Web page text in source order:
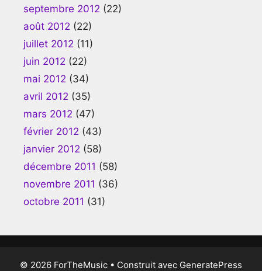
septembre 2012 (22)
août 2012 (22)
juillet 2012 (11)
juin 2012 (22)
mai 2012 (34)
avril 2012 (35)
mars 2012 (47)
février 2012 (43)
janvier 2012 (58)
décembre 2011 (58)
novembre 2011 (36)
octobre 2011 (31)
© 2026 ForTheMusic • Construit avec GeneratePress